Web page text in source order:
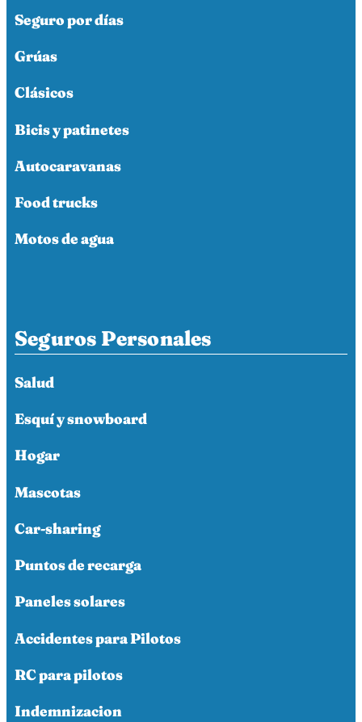
Seguro por días
Grúas
Clásicos
Bicis y patinetes
Autocaravanas
Food trucks
Motos de agua
Seguros Personales
Salud
Esquí y snowboard
Hogar
Mascotas
Car-sharing
Puntos de recarga
Paneles solares
Accidentes para Pilotos
RC para pilotos
Indemnizacion